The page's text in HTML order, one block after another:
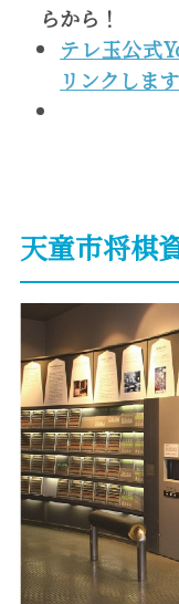
らから！
テレ玉公式
リンクします
天童市将棋